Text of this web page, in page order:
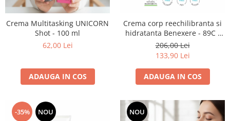
Bijuterii par
Cleme de par
Agrafe de par
Clipsuri de par
Elastice de par
Pelerine de tuns profesionale
Pudre fixare par
Crema Multitasking UNICORN
Shot - 100 ml
62,00 Lei
ADAUGA IN COS
Crema corp reechilibranta si
hidratanta Benexere - 89C -
200ml
206,00 Lei
133,90 Lei
ADAUGA IN COS
-35% NOU NOU